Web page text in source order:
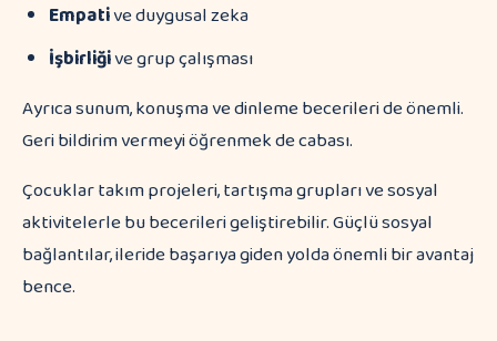
Empative duygusal zeka
İşbirliğive grup çalışması
Ayrıca sunum, konuşma ve dinleme becerileri de önemli.
Geri bildirim vermeyi öğrenmek de cabası.
Çocuklar takım projeleri, tartışma grupları ve sosyal
aktivitelerle bu becerileri geliştirebilir. Güçlü sosyal
bağlantılar, ileride başarıya giden yolda önemli bir avantaj
bence.